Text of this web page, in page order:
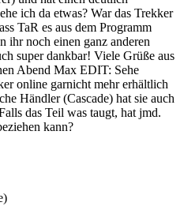
ich da etwas? War das Trekker
TaR es aus dem Programm
ihr noch einen ganz anderen
super dankbar! Viele Grüße aus
Abend Max EDIT: Sehe
online garnicht mehr erhältlich
Händler (Cascade) hat sie auch
das Teil was taugt, hat jmd.
kann?